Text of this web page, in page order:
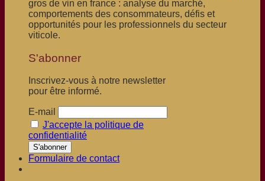
S'abonner
Inscrivez-vous à notre newsletter
pour être informé.
E-mail
J'accepte la politique de
confidentialité
Formulaire de contact